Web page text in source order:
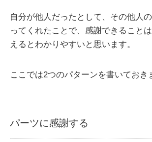
自分が他人だったとして、その他人
ってくれたことで、感謝できること
えるとわかりやすいと思います。
ここでは2つのパターンを書いておき
パーツに感謝する